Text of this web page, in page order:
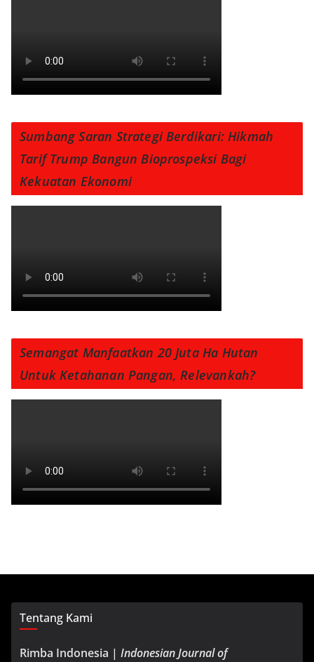
Sumbang Saran Strategi Berdikari: Hikmah
Tarif Trump Bangun Bioprospeksi Bagi
Kekuatan Ekonomi
Semangat Manfaatkan 20 Juta Ha Hutan
Untuk Ketahanan Pangan, Relevankah?
Tentang Kami
Rimba Indonesia | Indonesian Journal of